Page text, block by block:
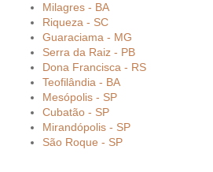
Milagres - BA
Riqueza - SC
Guaraciama - MG
Serra da Raiz - PB
Dona Francisca - RS
Teofilândia - BA
Mesópolis - SP
Cubatão - SP
Mirandópolis - SP
São Roque - SP